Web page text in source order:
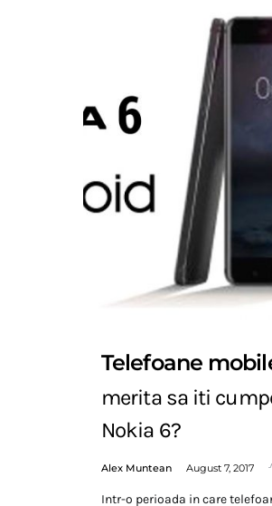
Telefoane
merita sa iti
Nokia 6?
Alex Muntean August 7, 2017
Intr-o perioada in care